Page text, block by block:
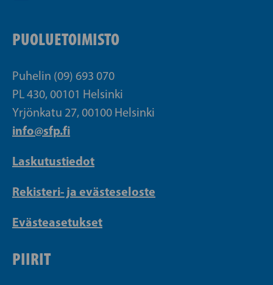
PUOLUETOIMISTO
Puhelin (09) 693 070
PL 430, 00101 Helsinki
Yrjönkatu 27, 00100 Helsinki
info@sfp.fi
Laskutustiedot
Rekisteri- ja evästeseloste
Evästeasetukset
PIIRIT